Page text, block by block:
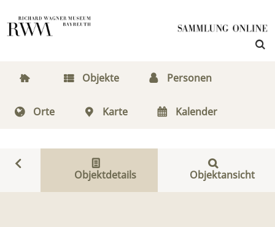
Objekte Personen
Orte Karte Kalender
Objektdetails Objektansicht